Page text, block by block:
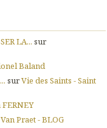
LA... sur
Baland
surVie des Saints - Saint
Praet - BLOG